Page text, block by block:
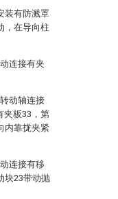
装有防溅罩
，在导向柱
连接有夹
动轴连接
夹板33，第
内靠拢夹紧
连接有移
块23带动抛